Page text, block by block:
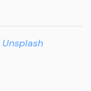
Unsplash